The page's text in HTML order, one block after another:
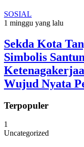
SOSIAL
1 minggu yang lalu
Sekda Kota
Simbolis
Wujud Nyata
Terpopuler
1
Uncategorized